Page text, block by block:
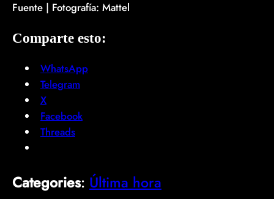
Fuente | Fotografía: Mattel
Comparte esto:
WhatsApp
Telegram
X
Facebook
Threads
Categories: Última hora